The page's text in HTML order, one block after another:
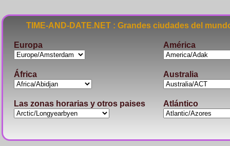
TIME-AND-DATE.NET : Grandes ciudades del
Europa América
África Australia
Las zonas horarias y otros paises Atlántico